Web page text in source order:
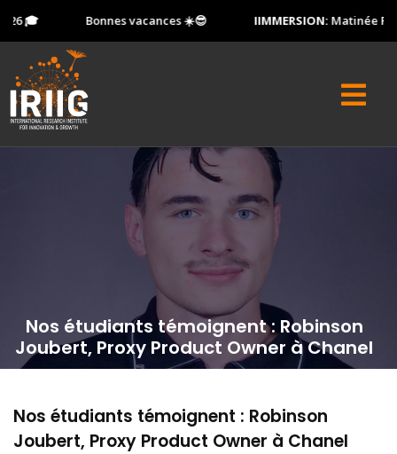
🎓 Bonnes vacances ☀️😎 IIMMERSION:Matinée
Nos étudiants témoignent : Robinson
Joubert, Proxy Product Owner à Chanel
Nos étudiants témoignent : Robinson
Joubert, Proxy Product Owner à Chanel